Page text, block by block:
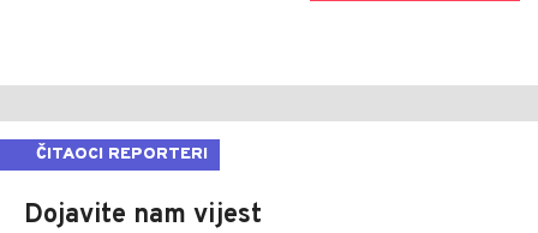
ČITAOCI REPORTERI
Dojavite nam vijest